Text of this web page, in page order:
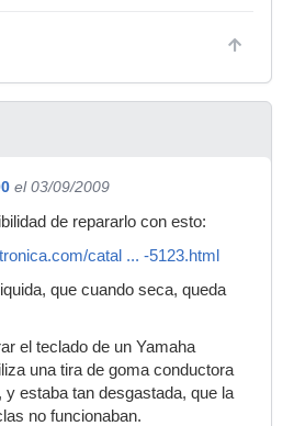
el 03/09/2009
de repararlo con esto:
catal ... -5123.html
que cuando seca, queda
el teclado de un Yamaha
una tira de goma conductora
y estaba tan desgastada, que la
no funcionaban.